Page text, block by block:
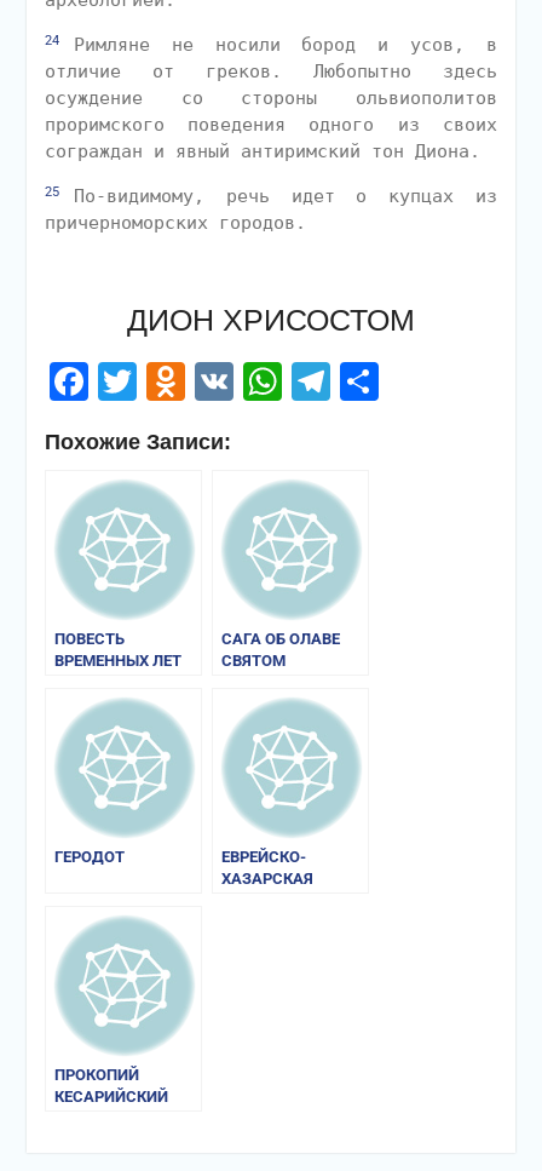
24
Римляне не носили бород и усов, в
отличие от греков. Любопытно здесь
осуждение со стороны ольвиополитов
проримского поведения одного из своих
сограждан и явный антиримский тон Диона.
25
По-видимому, речь идет о купцах из
причерноморских городов.
ДИОН ХРИСОСТОМ
Facebook
Twitter
Odnoklassniki
VKWhatsApp
Telegram
Похожие Записи:
ПОВЕСТЬ
ВРЕМЕННЫХ ЛЕТ
САГА ОБ ОЛАВЕ
СВЯТОМ
ГЕРОДОТ
ЕВРЕЙСКО-
ХАЗАРСКАЯ
ПРОКОПИЙ
КЕСАРИЙСКИЙ